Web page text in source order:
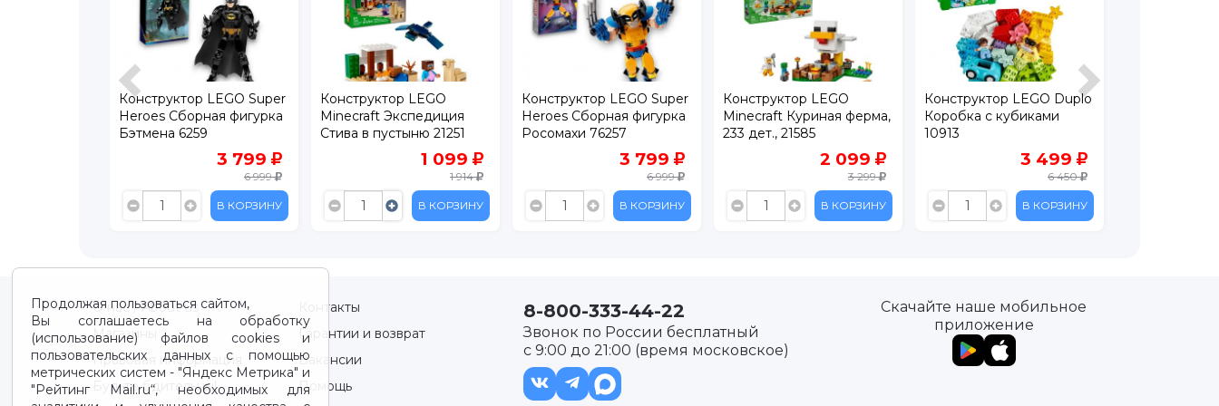
Конструктор LEGO Super
Heroes Сборная фигурка
Бэтмена 6259
3 799
6 999
В КОРЗИНУ
Конструктор LEGO
Minecraft Экспедиция
Стива в пустыню 21251
1 099
1 914
В КОРЗИНУ
Конструктор LEGO Super
Heroes Сборная фигурка
Росомахи 76257
3 799
6 999
В КОРЗИНУ
Конструктор LEGO
Minecraft Куриная ферма,
233 дет., 21585
2 099
3 299
В КОРЗИНУ
Конструктор LEGO Duplo
Коробка с кубиками
10913
3 499
6 450
В КОРЗИНУ
Продолжая пользоваться сайтом,
Вы соглашаетесь на обработку
(использование) файлов cookies и
пользовательских данных с помощью
метрических систем - "Яндекс Метрика" и
"Рейтинг Mail.ru“, необходимых для
О нас / About us
Контакты
Магазины
Гарантии и возврат
Правовая информация
Вакансии
Будьте бдительны!
Помощь
8-800-333-44-22
Звонок по России бесплатный
с 9:00 до 21:00 (время московское)
Скачайте наше мобильное
приложение